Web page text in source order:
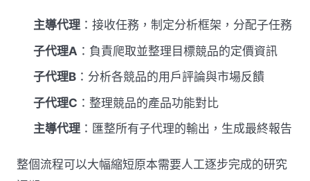
主導代理 ：接收任務，制定分析框架，分配子任務
子代理A ：負責爬取並整理目標競品的定價資訊
子代理B ：分析各競品的用戶評論與市場反饋
子代理C ：整理競品的產品功能對比
主導代理 ：匯整所有子代理的輸出，生成最終報告
整個流程可以大幅縮短原本需要人工逐步完成的研究